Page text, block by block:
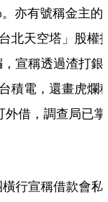
亦有號稱金主的
北天空塔」股權
宣稱透過渣打銀
積電，還畫虎爛
借，調查局已掌
行宣稱借款會私